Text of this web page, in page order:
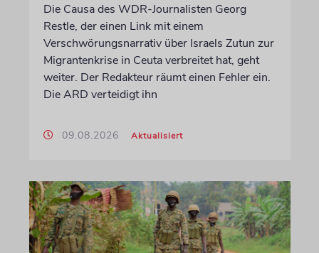
Die Causa des WDR-Journalisten Georg
Restle, der einen Link mit einem
Verschwörungsnarrativ über Israels Zutun zur
Migrantenkrise in Ceuta verbreitet hat, geht
weiter. Der Redakteur räumt einen Fehler ein.
Die ARD verteidigt ihn
09.08.2026 Aktualisiert